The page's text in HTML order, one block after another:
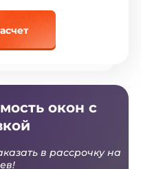
окон с
в рассрочку на